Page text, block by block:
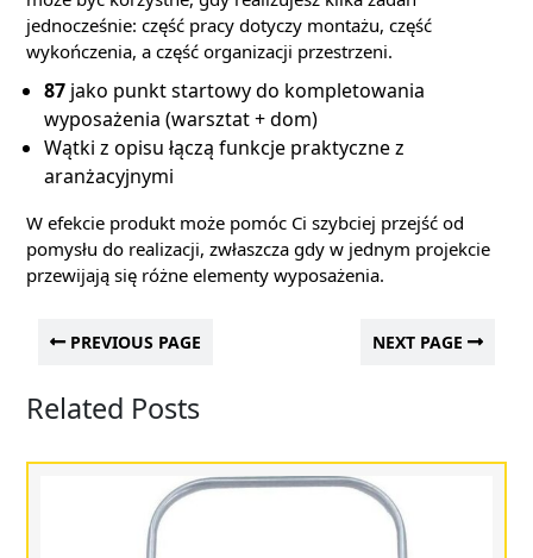
jednocześnie: część pracy dotyczy montażu, część
wykończenia, a część organizacji przestrzeni.
87 jako punkt startowy do kompletowania
wyposażenia (warsztat + dom)
Wątki z opisu łączą funkcje praktyczne z
aranżacyjnymi
W efekcie produkt może pomóc Ci szybciej przejść od
pomysłu do realizacji, zwłaszcza gdy w jednym projekcie
przewijają się różne elementy wyposażenia.
PREVIOUS PAGE NEXT PAGE
Related Posts